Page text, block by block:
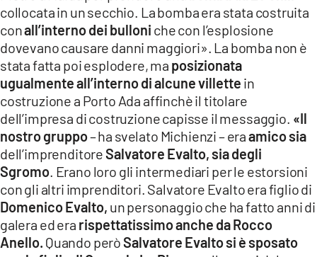
collocata in un secchio. La bomba era stata costruita
conall’interno dei bulloni che con l’esplosione
dovevano causare danni maggiori». La bomba non è
stata fatta poi esplodere, ma posizionata
ugualmente all’interno di alcune villette in
costruzione a Porto Ada affinchè il titolare
dell’impresa di costruzione capisse il messaggio. «Il
nostro gruppo– ha svelato Michienzi – eraamico sia
dell’imprenditoreSalvatore Evalto, sia degli
Sgromo. Erano loro gli intermediari per le estorsioni
con gli altri imprenditori. Salvatore Evalto era figlio di
Domenico Evalto, un personaggio che ha fatto anni di
galera ed era rispettatissimo anche da Rocco
Anello. Quando peròSalvatore Evalto si è sposato